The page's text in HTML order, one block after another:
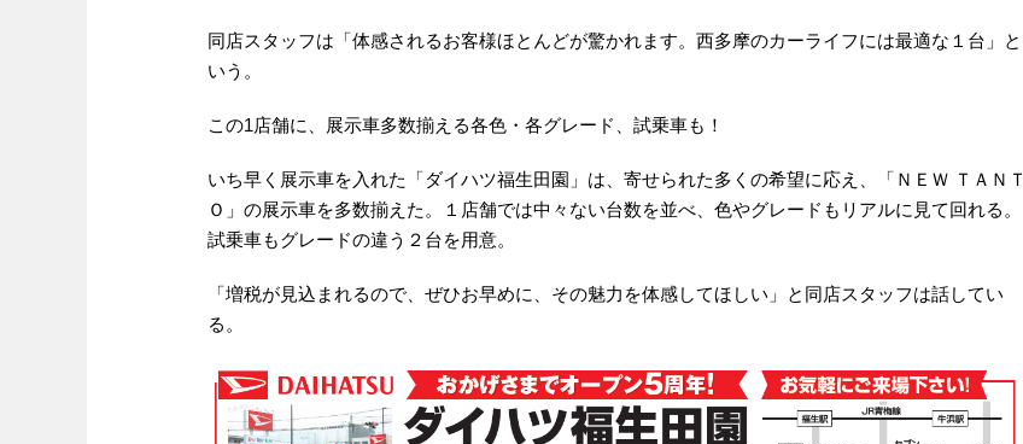
同店スタッフは「体感されるお客様ほとんどが驚かれます。西多摩のカーライフには最適な１台」と
いう。
この1店舗に、展示車多数揃える各色・各グレード、試乗車も！
いち早く展示車を入れた「ダイハツ福生田園」は、寄せられた多くの希望に応え、「ＮＥＷ ＴＡＮＴ
Ｏ」の展示車を多数揃えた。１店舗では中々ない台数を並べ、色やグレードもリアルに見て回れる。
試乗車もグレードの違う２台を用意。
「増税が見込まれるので、ぜひお早めに、その魅力を体感してほしい」と同店スタッフは話してい
る。